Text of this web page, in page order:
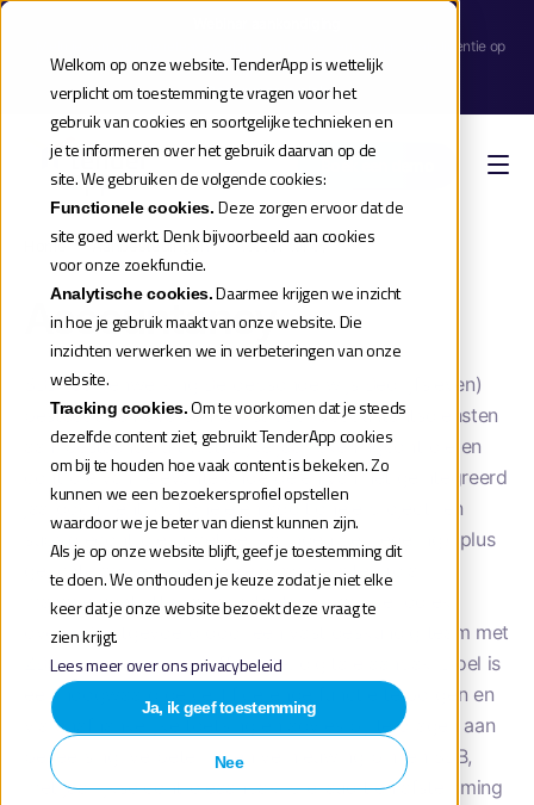
Welkom op onze website. TenderApp is wettelijk
verplicht om toestemming te vragen voor het
gebruik van cookies en soortgelijke technieken en
je te informeren over het gebruik daarvan op de
site. We gebruiken de volgende cookies:
Functionele cookies.Deze zorgen ervoor dat de
site goed werkt. Denk bijvoorbeeld aan cookies
voor onze zoekfunctie.
Analytische cookies.Daarmee krijgen we inzicht
in hoe je gebruik maakt van onze website. Die
inzichten verwerken we in verbeteringen van onze
website.
Tracking cookies.Om te voorkomen dat je steeds
dezelfde content ziet, gebruikt TenderApp cookies
om bij te houden hoe vaak content is bekeken. Zo
kunnen we een bezoekersprofiel opstellen
waardoor we je beter van dienst kunnen zijn.
Als je op onze website blijft, geef je toestemming dit
te doen. We onthouden je keuze zodat je niet elke
keer dat je onze website bezoekt deze vraag te
zien krijgt.
Lees meer over ons privacybeleid
Ja, ik geef toestemming
Nee
| Meld je aan voor de release webinar van onze TenderApp Scale licentie op
donderdag 10 september |
Reserveer je plek
Boek een demo
Home»Aanbestedingen»Accountancy1
Accountancy
SBB (Samenwerking Beroepsonderwijs Bedrijfsleven)
besteedt één overeenkomst voor accountantsdiensten
aan, bestaande uit wettelijke jaarrekeningcontrole en
controle van relevante onderdelen van het geïntegreerd
jaardocument, optionele en additionele project- en
subsidiecontroles (met verklaringen per regeling), plus
gerichte advies- en begeleidingsdiensten (o.a.
managementletter, accountantsverslag, periodiek
overleg), uitgevoerd door een vast deskundig team met
ZBO-ervaring en een efficiënte, digitale aanpak. Doel is
een hoogwaardige certificerende functie te borgen en
via onafhankelijke toetsing en advies bij te dragen aan
beheersing, verbetering en vernieuwing binnen SBB,
met jaarlijkse controleaanpak, pre-audit en afstemming